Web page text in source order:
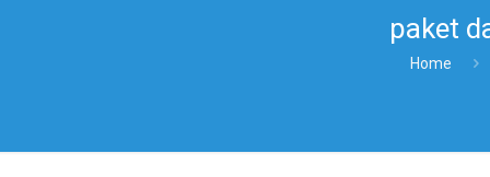
paket
Home